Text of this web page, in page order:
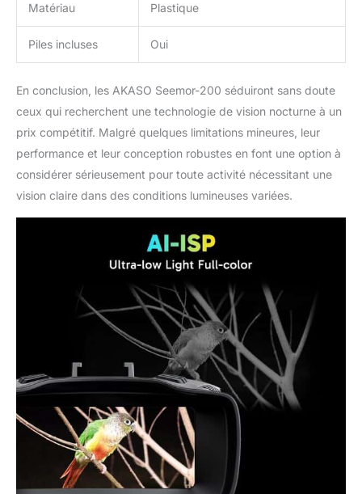
Matériau Plastique
Piles incluses Oui
En conclusion, les AKASO Seemor-200 séduiront sans doute
ceux qui recherchent une technologie de vision nocturne à un
prix compétitif. Malgré quelques limitations mineures, leur
performance et leur conception robustes en font une option à
considérer sérieusement pour toute activité nécessitant une
vision claire dans des conditions lumineuses variées.